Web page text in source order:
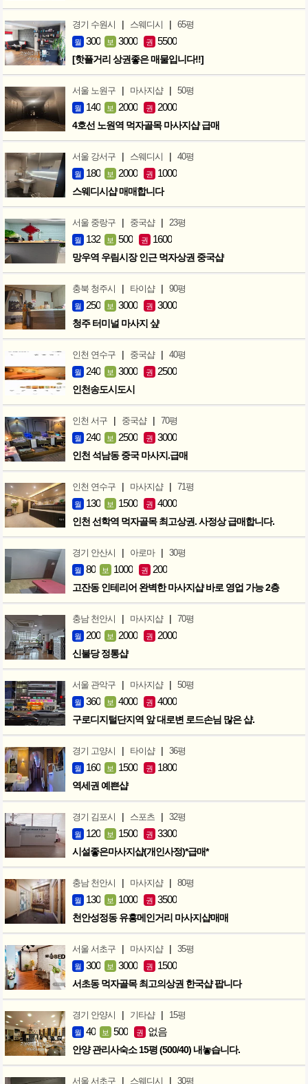
경기 수원시 | 스웨디시 | 65평
월 300 보 3000 권 5500
[핫플거리 상권좋은 매물입니다!!]
서울 노원구 | 마사지샵 | 50평
월 140 보 2000 권 2000
4호선 노원역 먹자골목 마사지샵 급매
서울 강서구 | 스웨디시 | 40평
월 180 보 2000 권 1000
스웨디시샵 매매합니다
서울 중랑구 | 중국샵 | 23평
월 132 보 500 권 1600
망우역 우림시장 인근 먹자상권 중국샵
충북 청주시 | 타이샵 | 90평
월 250 보 3000 권 3000
청주 터미널 마사지 샾
인천 연수구 | 중국샵 | 40평
월 240 보 3000 권 2500
인천송도시도시
인천 서구 | 중국샵 | 70평
월 240 보 2500 권 3000
인천 석남동 중국 마사지.급매
인천 연수구 | 마사지샵 | 71평
월 130 보 1500 권 4000
인천 선학역 먹자골목 최고상권. 사정상 급매합니다.
경기 안산시 | 아로마 | 30평
월 80 보 1000 권 200
고잔동 인테리어 완벽한 마사지샵 바로 영업 가능 2층
충남 천안시 | 마사지샵 | 70평
월 200 보 2000 권 2000
신불당 정통샵
서울 관악구 | 마사지샵 | 50평
월 360 보 4000 권 4000
구로디지털단지역 앞 대로변 로드손님 많은 샵.
경기 고양시 | 타이샵 | 36평
월 160 보 1500 권 1800
역세권 예쁜샵
경기 김포시 | 스포츠 | 32평
월 120 보 1500 권 3300
시설좋은마사지샵(개인사정)*급매*
충남 천안시 | 마사지샵 | 80평
월 130 보 1000 권 3500
천안성정동 유흥메인거리 마사지샵매매
서울 서초구 | 마사지샵 | 35평
월 300 보 3000 권 1500
서초동 먹자골목 최고의상권 한국샵 팝니다
경기 안양시 | 기타샵 | 15평
월 40 보 500 권 없음
안양 관리사숙소 15평 (500/40) 내놓습니다.
서울 서초구 | 스웨디시 | 30평